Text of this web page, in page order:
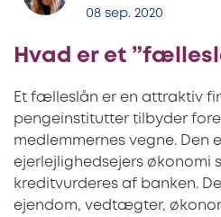
08 sep. 2020
Hvad er et
Et fælleslån er en attraktiv
pengeinstitutter tilbyder
medlemmernes vegne. Den
ejerlejlighedsejers økonomi
kreditvurderes af banken.
ejendom, vedtægter,